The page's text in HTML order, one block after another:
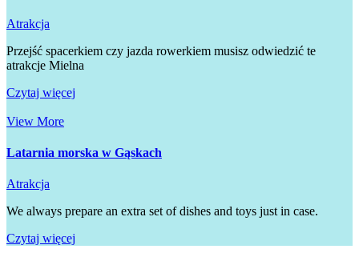
Atrakcja
Przejść spacerkiem czy jazda rowerkiem musisz odwiedzić te
atrakcje Mielna
Czytaj więcej
View More
Latarnia morska w Gąskach
Atrakcja
We always prepare an extra set of dishes and toys just in case.
Czytaj więcej